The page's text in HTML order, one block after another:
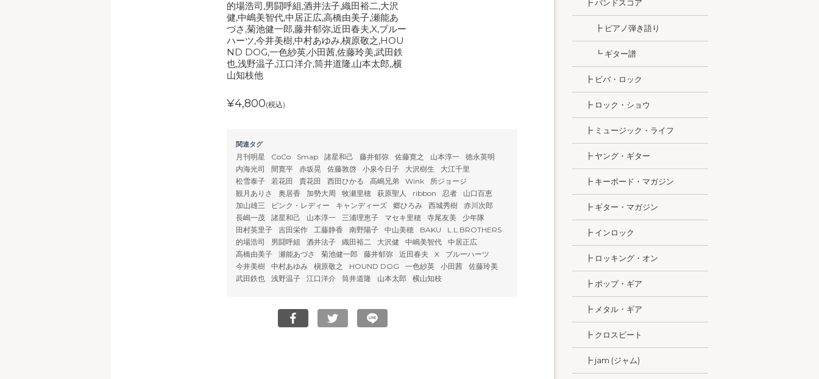
的場浩司,男闘呼組,酒井法子,織田裕二,大沢
健,中嶋美智代,中居正広,高橋由美子,瀬能あ
づさ,菊池健一郎,藤井郁弥,近田春夫,X,ブルー
ハーツ,今井美樹,中村あゆみ,槇原敬之,HOU
ND DOG,一色紗英,小田茜,佐藤玲美,武田鉄
也,浅野温子,江口洋介,筒井道隆,山本太郎,,横
山知枝他
¥4,800(税込)
関連タグ
月刊明星 CoCo Smap 諸星和己 藤井郁弥 佐藤寛之 山本淳一
徳永英明
内海光司
間寛平 赤坂晃 佐藤敦啓 小泉今日子 大沢樹生
大江千里
松雪泰子
若花田 貴花田 西田ひかる 高嶋兄弟 Wink
所ジョージ
観月ありさ
奥居香 加勢大周 牧瀬里穂 萩原聖人 ribbon 忍者
山口百恵
加山雄三
ピンク・レディー キャンディーズ 郷ひろみ 西城秀樹
赤川次郎
長嶋一茂
諸星和己 山本淳一 三浦理恵子 マセキ里穂 寺尾友美
少年隊
田村英里子
吉田栄作 工藤静香 南野陽子 中山美穂 BAKU
L.L.BROTHERS
的場浩司
男闘呼組 酒井法子 織田裕二 大沢健 中嶋美智代
中居正広
高橋由美子
瀬能あづさ 菊池健一郎 藤井郁弥 近田春夫 X
ブルーハーツ
今井美樹
中村あゆみ 槇原敬之 HOUND DOG 一色紗英 小田茜
佐藤玲美
武田鉄也
浅野温子 江口洋介 筒井道隆 山本太郎 横山知枝
┣ バンドスコア
┣ ピアノ弾き語り
┗ ギター譜
┣ ビバ・ロック
┣ ロック・ショウ
┣ ミュージック・ライフ
┣ ヤング・ギター
┣ キーボード・マガジン
┣ ギター・マガジン
┣ インロック
┣ ロッキング・オン
┣ ポップ・ギア
┣ メタル・ギア
┣ クロスビート
┣ jam (ジャム)